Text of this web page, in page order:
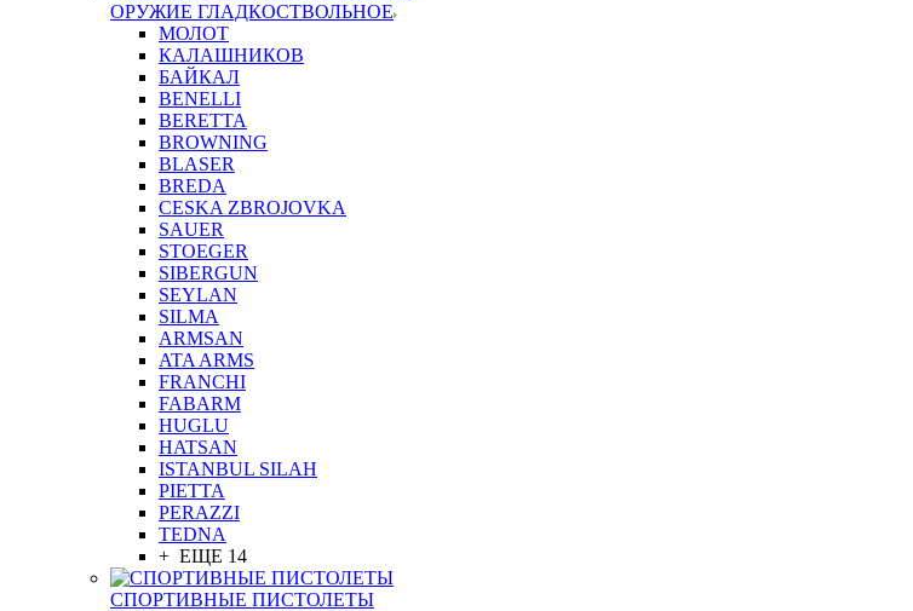
ОРУЖИЕ ГЛАДКОСТВОЛЬНОЕ
МОЛОТ
КАЛАШНИКОВ
БАЙКАЛ
BENELLI
BERETTA
BROWNING
BLASER
BREDA
CESKA ZBROJOVKA
SAUER
STOEGER
SIBERGUN
SEYLAN
SILMA
ARMSAN
ATA ARMS
FRANCHI
FABARM
HUGLU
HATSAN
ISTANBUL SILAH
PIETTA
PERAZZI
TEDNA
+ ЕЩЕ 14
СПОРТИВНЫЕ ПИСТОЛЕТЫ